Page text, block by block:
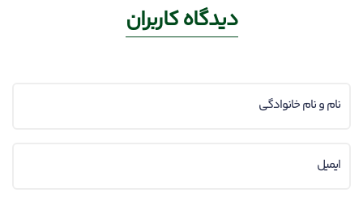
دیدگاه کاربران
نام و نام خانوادگی
ایمیل